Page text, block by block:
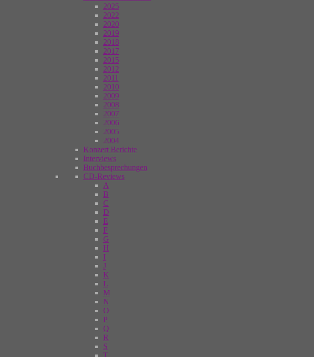
2025
2022
2020
2019
2018
2017
2015
2012
2011
2010
2009
2008
2007
2006
2005
2004
Konzert Berichte
Interviews
Buchbesprechungen
CD-Reviews
A
B
C
D
E
F
G
H
I
J
K
L
M
N
O
P
Q
R
S
T